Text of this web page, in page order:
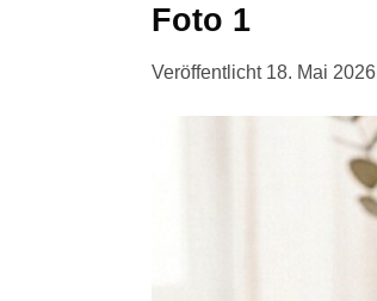
Foto 1
Veröffentlicht 18. Mai 2026